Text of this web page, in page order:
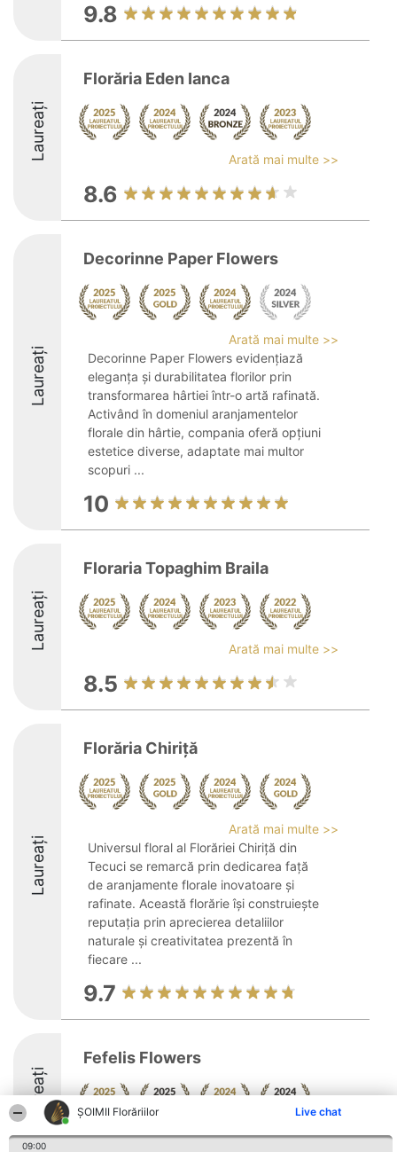
ȘOIMII Florăriilor Live chat
09:00
9.8
Laureați
Florăria Eden Ianca
Arată mai multe >>
8.6
Laureați
Decorinne Paper Flowers
Arată mai multe >>
Decorinne Paper Flowers evidențiază
eleganța și durabilitatea florilor prin
transformarea hârtiei într-o artă rafinată.
Activând în domeniul aranjamentelor
florale din hârtie, compania oferă opțiuni
estetice diverse, adaptate mai multor
scopuri ...
10
Laureați
Floraria Topaghim Braila
Arată mai multe >>
8.5
Laureați
Florăria Chiriță
Arată mai multe >>
Universul floral al Florăriei Chiriță din
Tecuci se remarcă prin dedicarea față
de aranjamente florale inovatoare și
rafinate. Această florărie își construiește
reputația prin aprecierea detaliilor
naturale și creativitatea prezentă în
fiecare ...
9.7
Laureați
Fefelis Flowers
8.8